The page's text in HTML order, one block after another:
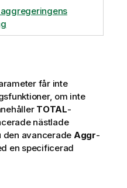
får inte
om inte
TOTAL-
nästlade
avancerade Aggr-
en specificerad